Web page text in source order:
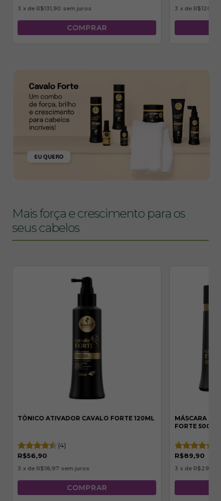
3 x de R$131,90 sem juros 3 x de R$120,57
Mais força e crescimento para os
seus cabelos
TÔNICO ATIVADOR CAVALO FORTE 120ML
(4)
R$56,90
3 x de R$18,97 sem juros
MÁSCARA DE
FORTE 500G
R$89,90
3 x de R$29,97